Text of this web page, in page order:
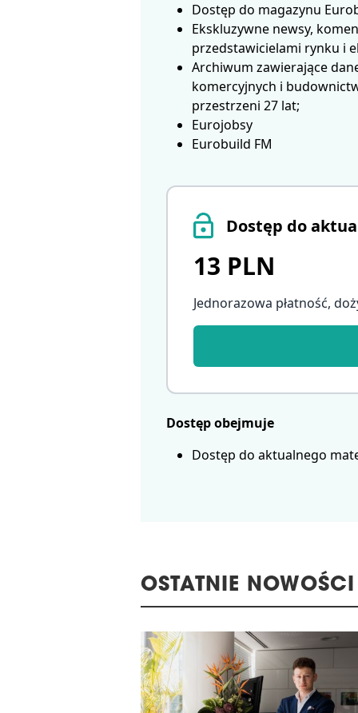
Dostęp do
13 PLN
Jednorazowa płatność,
Dostęp obejmuje
Dostęp do aktualnego
Dostęp do magazynu
Ekskluzywne newsy,
przedstawicielami rynku i
Archiwum zawierające
komercyjnych i
przestrzeni 27 lat;
Eurojobsy
Eurobuild FM
OSTATNIE NOWOŚCI